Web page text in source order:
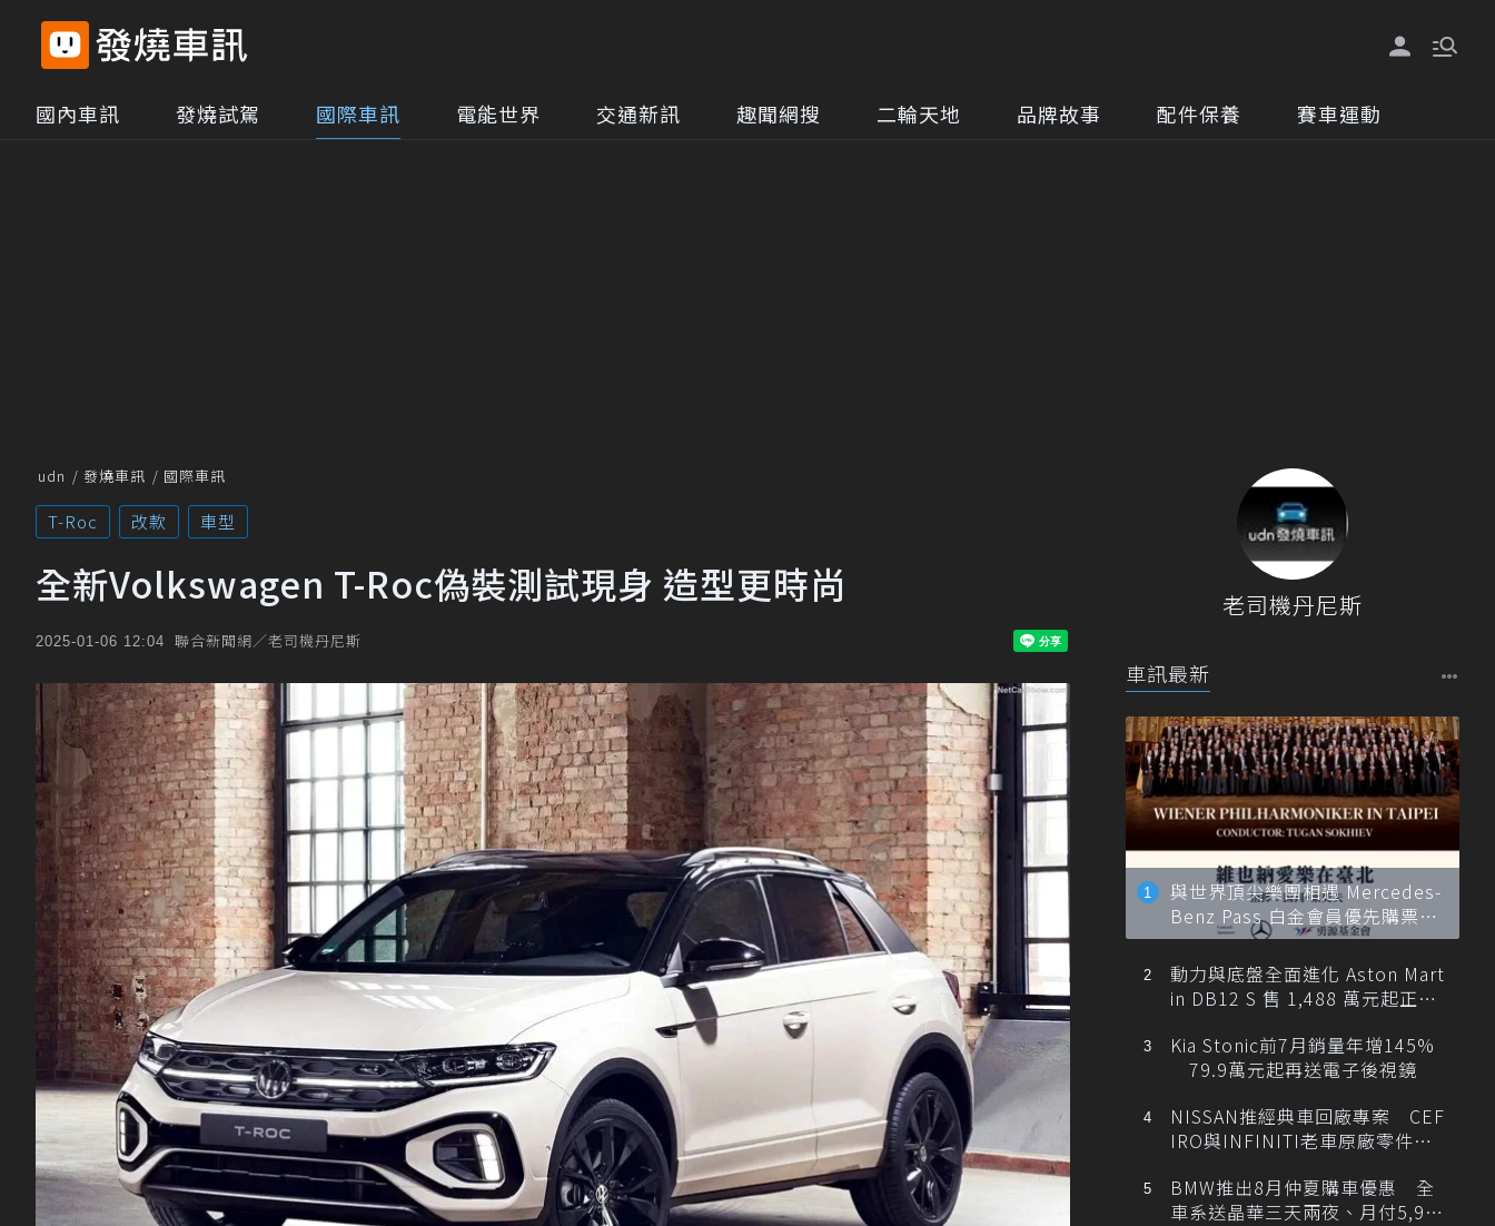
國內車訊 發燒試駕 國際車訊 電能世界 交通新訊 趣聞網搜 二輪天地 品牌故事 配件保養 賽車運動
udn 發燒車訊 國際車訊
T-Roc 改款 車型
全新Volkswagen T-Roc偽裝測試現身 造型更時尚
2025-01-06 12:04 聯合新聞網／老司機丹尼斯
老司機丹尼斯
車訊最新
與世界頂尖樂團相遇 Mercedes-
Benz Pass 白金會員優先購票維
也納愛樂
動力與底盤全面進化 Aston Mart
in DB12 S 售 1,488 萬元起正式
Kia Stonic前7月銷量年增145%
79.9萬元起再送電子後視鏡
NISSAN推經典車回廠專案 CEF
IRO與INFINITI老車原廠零件最
BMW推出8月仲夏購車優惠 全
車系送晶華三天兩夜、月付5,900